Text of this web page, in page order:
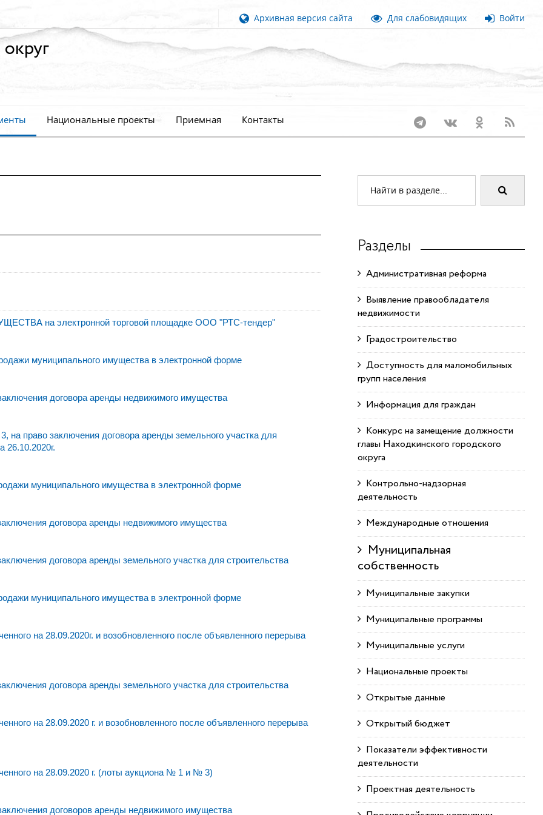
Архивная версия сайта Для слабовидящих Войти
Национальные проекты Приемная Контакты
на электронной торговой площадке ООО "РТС-тендер"
муниципального имущества в электронной форме
договора аренды недвижимого имущества
право заключения договора аренды земельного участка для
26.10.2020г.
муниципального имущества в электронной форме
договора аренды недвижимого имущества
договора аренды земельного участка для строительства
муниципального имущества в электронной форме
на 28.09.2020г. и возобновленного после объявленного перерыва
договора аренды земельного участка для строительства
на 28.09.2020 г. и возобновленного после объявленного перерыва
на 28.09.2020 г. (лоты аукциона № 1 и № 3)
договоров аренды недвижимого имущества
Разделы
Административная реформа
Выявление правообладателя
недвижимости
Градостроительство
Доступность для маломобильных
групп населения
Информация для граждан
Конкурс на замещение должности
главы Находкинского городского
округа
Контрольно-надзорная
деятельность
Международные отношения
Муниципальная
собственность
Муниципальные закупки
Муниципальные программы
Муниципальные услуги
Национальные проекты
Открытые данные
Открытый бюджет
Показатели эффективности
деятельности
Проектная деятельность